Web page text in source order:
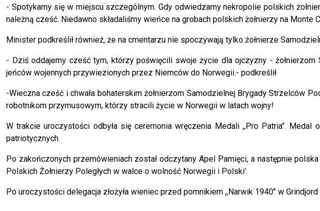
- Spotykamy się w miejscu szczególnym. Gdy odwiedzamy nekropolie polskich
należną cześć. Niedawno składaliśmy wieńce na grobach polskich żołnierzy na Monte
Minister podkreślił również, że na cmentarzu nie spoczywają tylko żołnierze
- Dziś oddajemy cześć tym, którzy poświęcili swoje życie dla ojczyzny -
jeńców wojennych przywiezionych przez Niemców do Norwegii.- podkreślił
-Wieczna cześć i chwała bohaterskim żołnierzom Samodzielnej Brygady Strzelców
robotnikom przymusowym, którzy stracili życie w Norwegii w latach wojny!
W trakcie uroczystości odbyła się ceremonia wręczenia Medali ,,Pro Patria’’.
patriotycznych.
Po zakończonych przemówieniach został odczytany Apel Pamięci, a następnie
Polskich Żołnierzy Poległych w walce o wolność Norwegii i Polski’.
Po uroczystości delegacja złożyła wieniec przed pomnikiem ,,Narwik 1940’’ w